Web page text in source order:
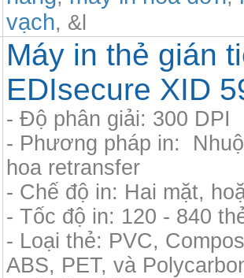
vạch, &l
Máy in thẻ gián
EDIsecure XID
- Độ phân giải: 300 DPI
- Phương pháp in:
hoa retransfer
- Chế độ in: Hai mặt,
- Tốc độ in: 120 - 840
- Loại thẻ: PVC,
ABS, PET, và